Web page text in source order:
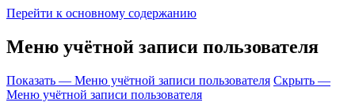
Перейти к основному содержанию
Меню учётной записи пользователя
Показать — Меню учётной записи пользователя Скрыть —
Меню учётной записи пользователя